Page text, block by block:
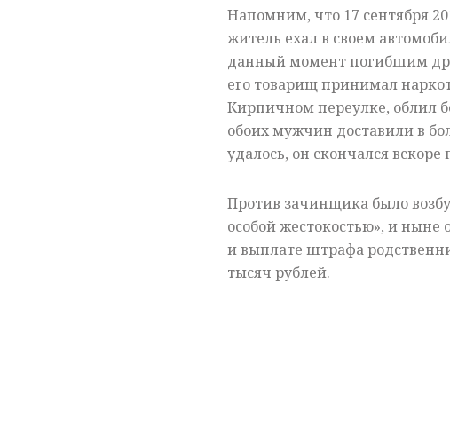
Напомним, что 17 сентября
житель ехал в своем
данный момент погибшим
его товарищ принимал
Кирпичном переулке, облил
обоих мужчин доставили в
удалось, он скончался
Против зачинщика было
особой жестокостью», и
и выплате штрафа
тысяч рублей.